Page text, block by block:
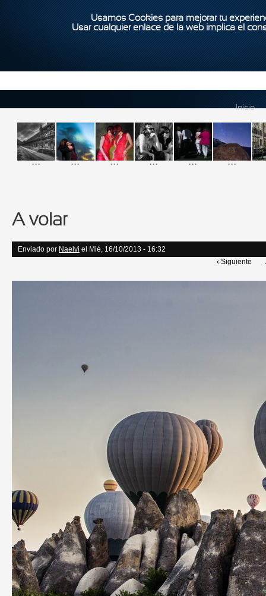
Usamos Cookies para mejorar tu
Usar cualquier enlace de la web implica el
Inicio
... ... ... ... ... ...
A volar
Enviado por Naelvi el Mié, 16/10/2013 - 16:32
‹ Siguiente